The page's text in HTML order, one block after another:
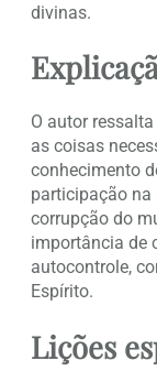
divinas.
O autor
as coisas
conhecimento
participação na
corrupção do
importância de
autocontrole,
Espírito.
Lições